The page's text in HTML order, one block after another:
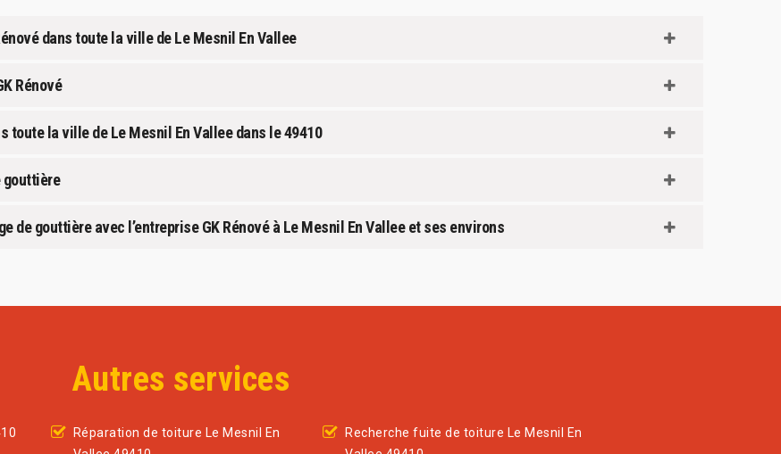
dans toute la ville de Le Mesnil En Vallee
Rénové
la ville de Le Mesnil En Vallee dans le 49410
gouttière
de gouttière avec l’entreprise GK Rénové à Le Mesnil En Vallee et ses environs
Autres services
Réparation de toiture Le Mesnil En
Recherche fuite de toiture Le Mesnil En